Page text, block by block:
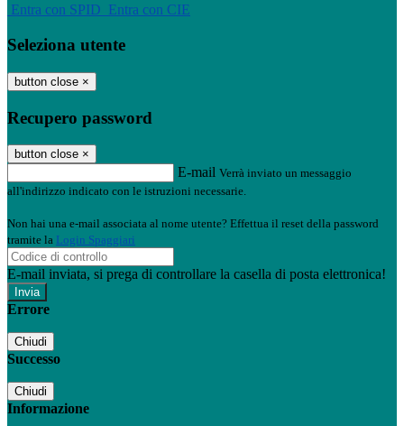
Entra con SPID Entra con CIE
Seleziona utente
button close ×
Recupero password
button close ×
E-mail Verrà inviato un messaggio
all'indirizzo indicato con le istruzioni necessarie.
Non hai una e-mail associata al nome utente? Effettua il reset della password
tramite la Login Spaggiari
E-mail inviata, si prega di controllare la casella di posta elettronica!
Errore
Chiudi
Successo
Chiudi
Informazione